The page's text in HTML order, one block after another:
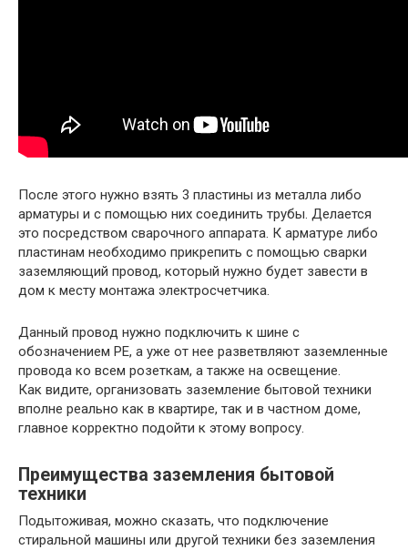
После этого нужно взять 3 пластины из металла либо
арматуры и с помощью них соединить трубы. Делается
это посредством сварочного аппарата. К арматуре либо
пластинам необходимо прикрепить с помощью сварки
заземляющий провод, который нужно будет завести в
дом к месту монтажа электросчетчика.
Данный провод нужно подключить к шине с
обозначением РЕ, а уже от нее разветвляют заземленные
провода ко всем розеткам, а также на освещение.
Как видите, организовать заземление бытовой техники
вполне реально как в квартире, так и в частном доме,
главное корректно подойти к этому вопросу.
Преимущества заземления бытовой
техники
Подытоживая, можно сказать, что подключение
стиральной машины или другой техники без заземления